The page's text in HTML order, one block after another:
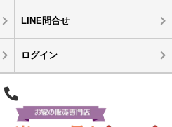
LINE問合せ
ログイン